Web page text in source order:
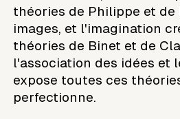
théories de Philippe et de
images, et l'imagination
théories de Binet et de
l'association des idées et
expose toutes ces
perfectionne.